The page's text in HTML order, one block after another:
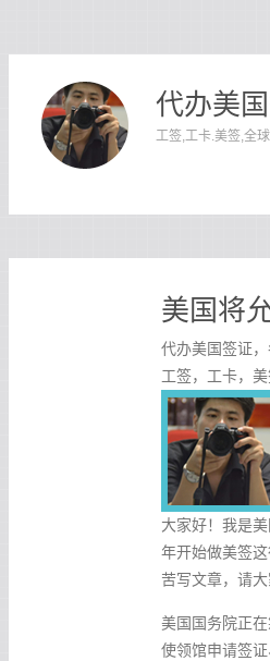
代办美
工签,工卡.美签,全
美国将
代办美国签证
工签，工卡，
大家好！我是
年开始做美签
苦写文章，请
美国国务院正
使领馆申请签